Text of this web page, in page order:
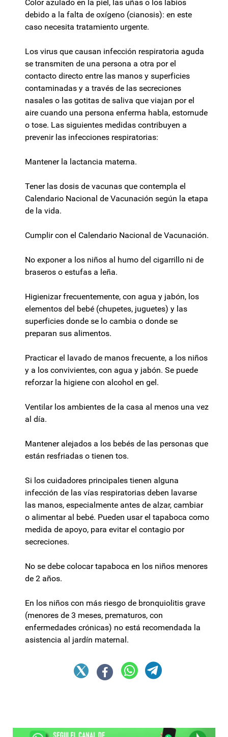
Color azulado en la piel, las uñas o los labios
debido a la falta de oxígeno (cianosis): en este
caso necesita tratamiento urgente.
Los virus que causan infección respiratoria aguda
se transmiten de una persona a otra por el
contacto directo entre las manos y superficies
contaminadas y a través de las secreciones
nasales o las gotitas de saliva que viajan por el
aire cuando una persona enferma habla, estornude
o tose. Las siguientes medidas contribuyen a
prevenir las infecciones respiratorias:
Mantener la lactancia materna.
Tener las dosis de vacunas que contempla el
Calendario Nacional de Vacunación según la etapa
de la vida.
Cumplir con el Calendario Nacional de Vacunación.
No exponer a los niños al humo del cigarrillo ni de
braseros o estufas a leña.
Higienizar frecuentemente, con agua y jabón, los
elementos del bebé (chupetes, juguetes) y las
superficies donde se lo cambia o donde se
preparan sus alimentos.
Practicar el lavado de manos frecuente, a los niños
y a los convivientes, con agua y jabón. Se puede
reforzar la higiene con alcohol en gel.
Ventilar los ambientes de la casa al menos una vez
al día.
Mantener alejados a los bebés de las personas que
están resfriadas o tienen tos.
Si los cuidadores principales tienen alguna
infección de las vías respiratorias deben lavarse
las manos, especialmente antes de alzar, cambiar
o alimentar al bebé. Pueden usar el tapaboca como
medida de apoyo, para evitar el contagio por
secreciones.
No se debe colocar tapaboca en los niños menores
de 2 años.
En los niños con más riesgo de bronquiolitis grave
(menores de 3 meses, prematuros, con
enfermedades crónicas) no está recomendada la
asistencia al jardín maternal.